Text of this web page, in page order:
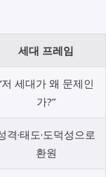
세대 프레임
저 세대가 왜 문제인
가?”
격·태도·도덕성으로
환원